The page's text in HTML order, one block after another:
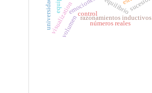
emociones
razonamientos inductivos
números reales
volumen
control
visualization